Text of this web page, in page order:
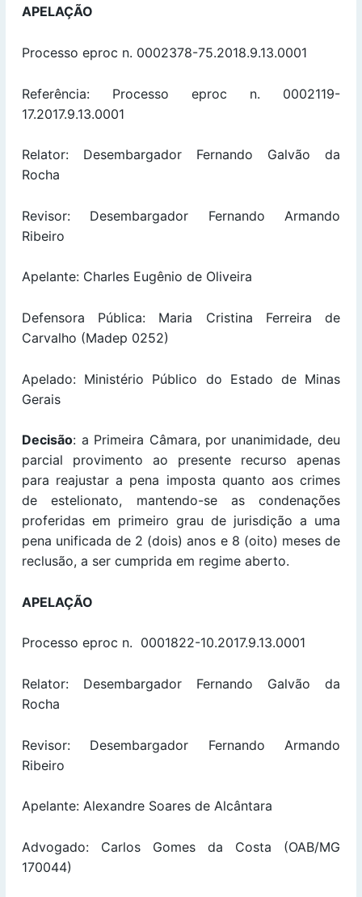
APELAÇÃO
Processo eproc n. 0002378-75.2018.9.13.0001
Referência: Processo eproc n. 0002119-
17.2017.9.13.0001
Relator: Desembargador Fernando Galvão da
Rocha
Revisor: Desembargador Fernando Armando
Ribeiro
Apelante: Charles Eugênio de Oliveira
Defensora Pública: Maria Cristina Ferreira de
Carvalho (Madep 0252)
Apelado: Ministério Público do Estado de Minas
Gerais
Decisão: a Primeira Câmara, por unanimidade, deu
parcial provimento ao presente recurso apenas
para reajustar a pena imposta quanto aos crimes
de estelionato, mantendo-se as condenações
proferidas em primeiro grau de jurisdição a uma
pena unificada de 2 (dois) anos e 8 (oito) meses de
reclusão, a ser cumprida em regime aberto.
APELAÇÃO
Processo eproc n. 0001822-10.2017.9.13.0001
Relator: Desembargador Fernando Galvão da
Rocha
Revisor: Desembargador Fernando Armando
Ribeiro
Apelante: Alexandre Soares de Alcântara
Advogado: Carlos Gomes da Costa (OAB/MG
170044)